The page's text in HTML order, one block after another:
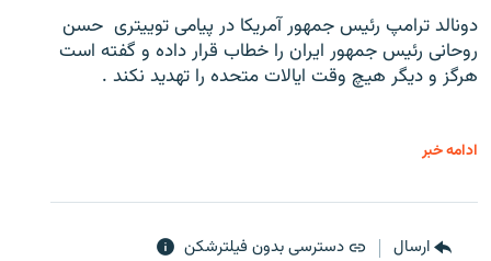
دونالد ترامپ رئیس جمهور آمریکا در پیامی توییتری ‌ حسن
روحانی رئیس جمهور ایران را خطاب قرار داده و گفته است
هرگز و دیگر هیچ وقت ایالات متحده را تهدید نکند .
ادامه خبر
ارسال دسترسی بدون فیلترشکن